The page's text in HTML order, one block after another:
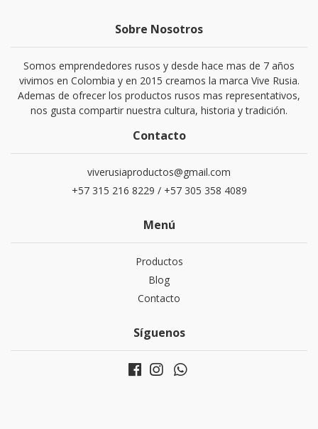
Sobre Nosotros
Somos emprendedores rusos y desde hace mas de 7 años
vivimos en Colombia y en 2015 creamos la marca Vive Rusia.
Ademas de ofrecer los productos rusos mas representativos,
nos gusta compartir nuestra cultura, historia y tradición.
Contacto
viverusiaproductos@gmail.com
+57 315 216 8229 / +57 305 358 4089
Menú
Productos
Blog
Contacto
Síguenos